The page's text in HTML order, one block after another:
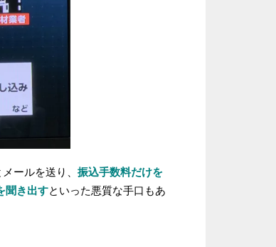
メールを送り、 振込手数料だけを
聞き出すといった悪質な手口もあ